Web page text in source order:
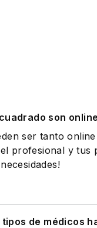
son
ser tanto
profesional y tus
de médicos